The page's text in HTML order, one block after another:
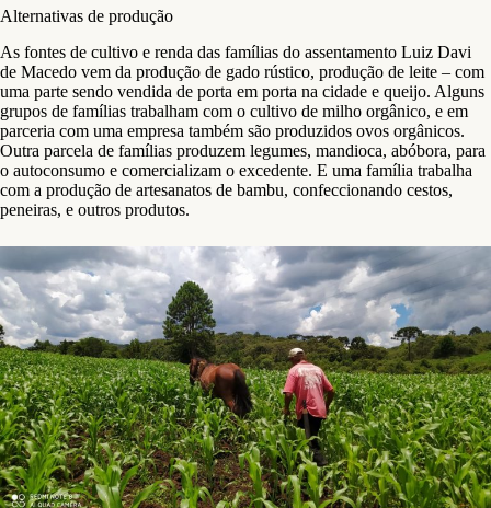
Alternativas de produção
As fontes de cultivo e renda das famílias do assentamento Luiz Davi
de Macedo vem da produção de gado rústico, produção de leite – com
uma parte sendo vendida de porta em porta na cidade e queijo. Alguns
grupos de famílias trabalham com o cultivo de milho orgânico, e em
parceria com uma empresa também são produzidos ovos orgânicos.
Outra parcela de famílias produzem legumes, mandioca, abóbora, para
o autoconsumo e comercializam o excedente. E uma família trabalha
com a produção de artesanatos de bambu, confeccionando cestos,
peneiras, e outros produtos.